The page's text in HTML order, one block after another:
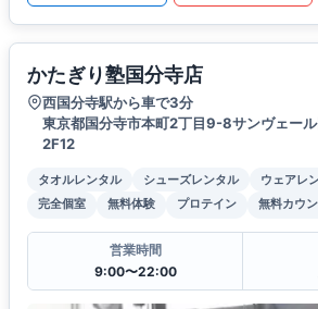
かたぎり塾国分寺店
西国分寺駅から車で3分
東京都国分寺市本町2丁目9-8サンヴェー
2F12
タオルレンタル シューズレンタル ウェアレ
完全個室
無料体験 プロテイン 無料カウ
営業時間
9:00〜22:00